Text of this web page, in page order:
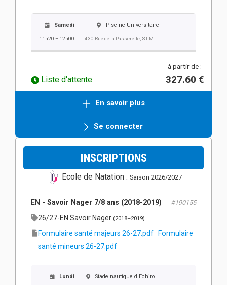
Samedi
11h20 – 12h00
Piscine Universitaire
Liste d'attente
à partir de :
327.60 €
En savoir plus
Se connecter
INSCRIPTIONS
Ecole de Natation : Saison 2026/2027
EN - Savoir Nager 7/8 ans (2018-2019) #190155
26/27-EN Savoir Nager (2018–2019)
Formulaire santé majeurs 26-27.pdf · Formulaire
santé mineurs 26-27.pdf
Lundi Stade nautique d'Echirolles